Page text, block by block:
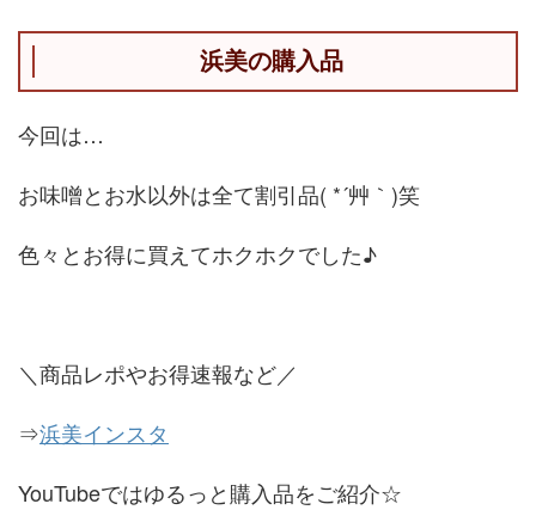
浜美の購入品
今回は…
お味噌とお水以外は全て割引品( *´艸｀)笑
色々とお得に買えてホクホクでした♪
＼商品レポやお得速報など／
⇒浜美インスタ
YouTubeではゆるっと購入品をご紹介☆